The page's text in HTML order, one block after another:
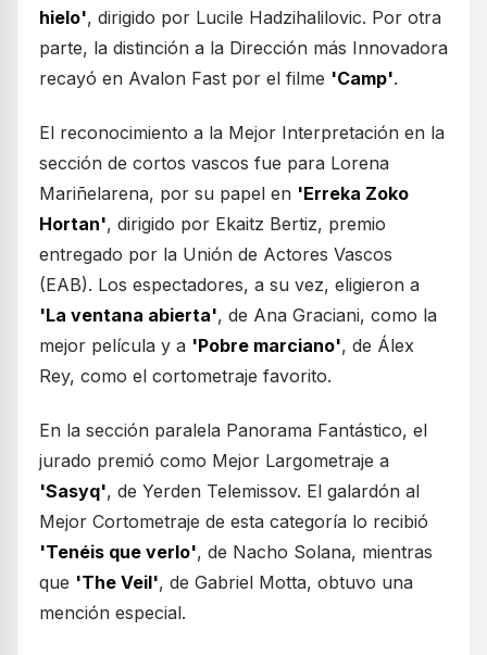
hielo', dirigido por Lucile Hadzihalilovic. Por otra
parte, la distinción a la Dirección más Innovadora
recayó en Avalon Fast por el filme 'Camp'.
El reconocimiento a la Mejor Interpretación en la
sección de cortos vascos fue para Lorena
Mariñelarena, por su papel en 'Erreka Zoko
Hortan', dirigido por Ekaitz Bertiz, premio
entregado por la Unión de Actores Vascos
(EAB). Los espectadores, a su vez, eligieron a
'La ventana abierta', de Ana Graciani, como la
mejor película y a 'Pobre marciano', de Álex
Rey, como el cortometraje favorito.
En la sección paralela Panorama Fantástico, el
jurado premió como Mejor Largometraje a
'Sasyq', de Yerden Telemissov. El galardón al
Mejor Cortometraje de esta categoría lo recibió
'Tenéis que verlo', de Nacho Solana, mientras
que 'The Veil', de Gabriel Motta, obtuvo una
mención especial.